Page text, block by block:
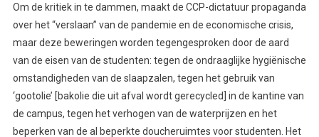
Om de kritiek in te dammen, maakt de CCP-dictatuur propaganda
over het “verslaan” van de pandemie en de economische crisis,
maar deze beweringen worden tegengesproken door de aard
van de eisen van de studenten: tegen de ondraaglijke hygiënische
omstandigheden van de slaapzalen, tegen het gebruik van
‘gootolie’ [bakolie die uit afval wordt gerecycled] in de kantine van
de campus, tegen het verhogen van de waterprijzen en het
beperken van de al beperkte doucheruimtes voor studenten. Het